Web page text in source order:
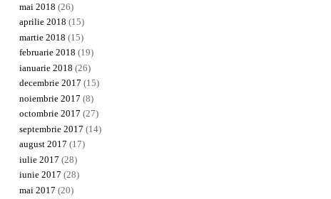
mai 2018 (26)
aprilie 2018 (15)
martie 2018 (15)
februarie 2018 (19)
ianuarie 2018 (26)
decembrie 2017 (15)
noiembrie 2017 (8)
octombrie 2017 (27)
septembrie 2017 (14)
august 2017 (17)
iulie 2017 (28)
iunie 2017 (28)
mai 2017 (20)